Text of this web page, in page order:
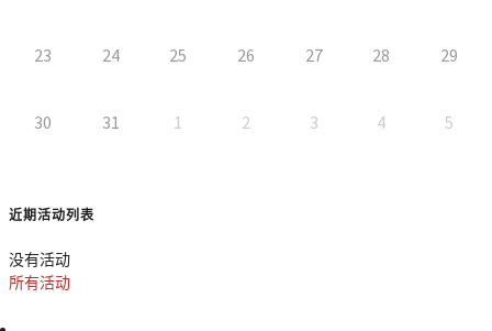
23 24 25 26 27 28 29
30 31 1 2 3 4 5
近期活动列表
没有活动
所有活动